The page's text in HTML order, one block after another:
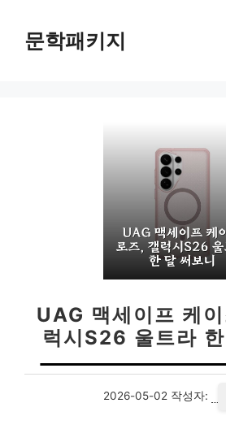
문학패키지
UAG 맥세이프 케
럭시S26 울트라 한
2026-05-02 작성자: